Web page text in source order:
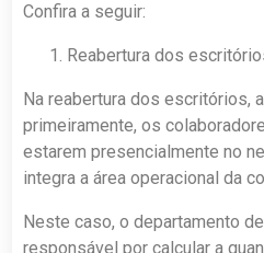
Confira a seguir:
Reabertura dos
Na reabertura dos escritórios,
primeiramente, os
estarem presencialmente no
integra a área operacional da
Neste caso, o departamento
responsável por calcular a